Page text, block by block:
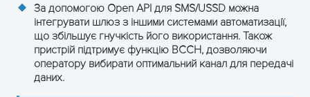
За допомогою Open API для SMS/USSD можна
інтегрувати шлюз з іншими системами автоматизації,
що збільшує гнучкість його використання. Також
пристрій підтримує функцію BCCH, дозволяючи
оператору вибирати оптимальний канал для передачі
даних.